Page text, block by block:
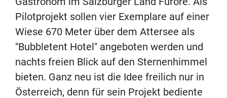
Pilotprojekt sollen vier Exemplare auf einer
Wiese 670 Meter über dem Attersee als
"Bubbletent Hotel" angeboten werden und
nachts freien Blick auf den Sternenhimmel
bieten. Ganz neu ist die Idee freilich nur in
Österreich, denn für sein Projekt bediente